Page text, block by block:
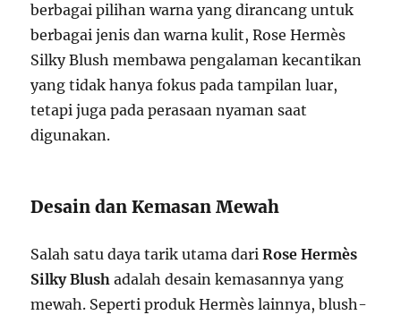
berbagai pilihan warna yang dirancang untuk
berbagai jenis dan warna kulit, Rose Hermès
Silky Blush membawa pengalaman kecantikan
yang tidak hanya fokus pada tampilan luar,
tetapi juga pada perasaan nyaman saat
digunakan.
Desain dan Kemasan Mewah
Salah satu daya tarik utama dariRose Hermès
Silky Blush adalah desain kemasannya yang
mewah. Seperti produk Hermès lainnya, blush-